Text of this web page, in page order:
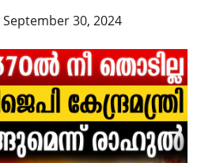
September 30, 2024